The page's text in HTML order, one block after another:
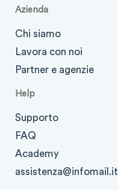
Azienda
Chi siamo
Lavora con noi
Partner e agenzie
Help
Supporto
FAQ
Academy
assistenza@infomail.it